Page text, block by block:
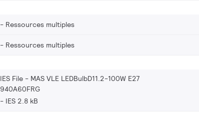
Ressources multiples
Ressources multiples
IES File - MAS VLE LEDBulbD11.2-100W E27
940A60FRG
IES 2.8 kB